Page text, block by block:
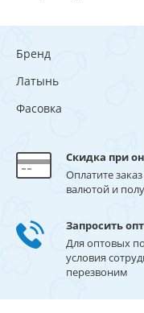
Бренд
Латынь
Фасовка
Скидка при
Оплатите
валютой и
Запросить
Для оптовых
условия
перезвоним